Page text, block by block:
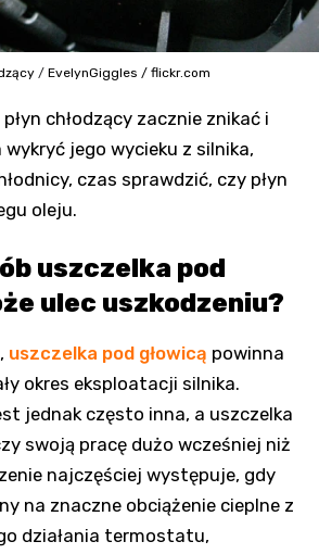
/ EvelynGiggles / flickr.com
chłodzący zacznie znikać i
wykryć jego wycieku z silnika,
czas sprawdzić, czy płyn
oleju.
uszczelka pod
ulec uszkodzeniu?
uszczelka pod głowicą powinna
okres eksploatacji silnika.
jednak często inna, a uszczelka
swoją pracę dużo wcześniej niż
najczęściej występuje, gdy
na znaczne obciążenie cieplne z
działania termostatu,